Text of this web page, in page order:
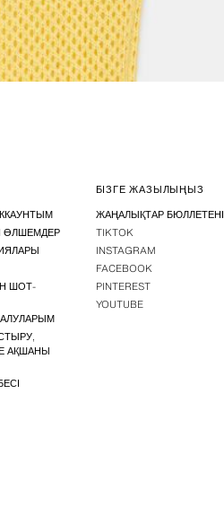
ӨЛШЕМДЕР
ШОТ-
АҚШАНЫ
БІЗГЕ ЖАЗЫЛЫҢЫЗ
ЖАҢАЛЫҚТАР БЮЛЛЕТЕНІ
TIKTOK
INSTAGRAM
FACEBOOK
PINTEREST
YOUTUBE